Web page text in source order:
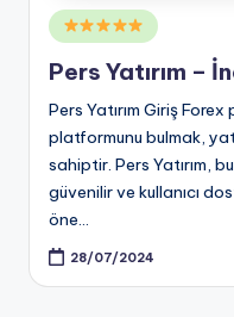
Posted
in
Pers Yatırım –
Pers Yatırım Giriş
platformunu bulmak,
sahiptir. Pers Yatırım,
güvenilir ve kullanıcı
öne…
28/07/2024